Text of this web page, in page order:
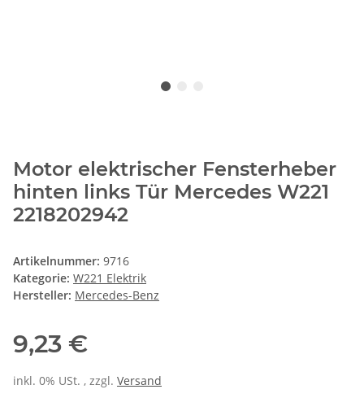
Motor elektrischer Fensterheber
hinten links Tür Mercedes W221
2218202942
Artikelnummer: 9716
Kategorie: W221 Elektrik
Hersteller: Mercedes-Benz
9,23 €
inkl. 0% USt. , zzgl. Versand